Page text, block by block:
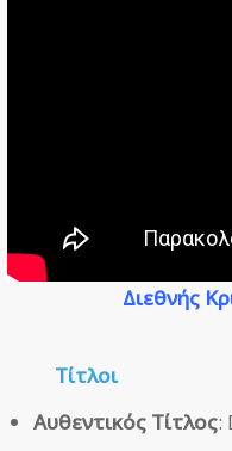
Διεθνής
Τίτλοι
Αυθεντικός Τίτλος: